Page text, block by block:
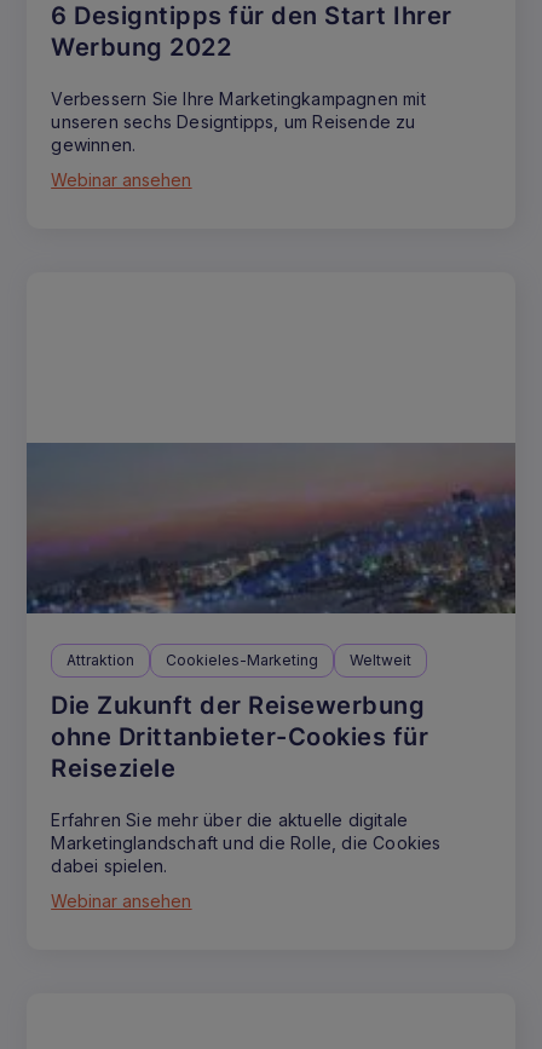
6 Designtipps für den Start Ihrer
Werbung 2022
Verbessern Sie Ihre Marketingkampagnen mit
unseren sechs Designtipps, um Reisende zu
gewinnen.
Webinar ansehen
Attraktion Cookieles-Marketing Weltweit
Die Zukunft der Reisewerbung
ohne Drittanbieter-Cookies für
Reiseziele
Erfahren Sie mehr über die aktuelle digitale
Marketinglandschaft und die Rolle, die Cookies
dabei spielen.
Webinar ansehen